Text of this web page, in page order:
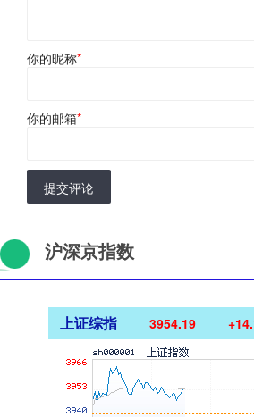
你的昵称*
你的邮箱*
提交评论
沪深京指数
上证综指 3954.19